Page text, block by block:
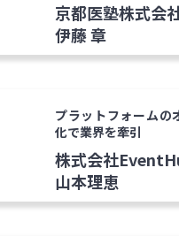
京都医塾株式会
伊藤 章
プラットフォームの
化で業界を牽引
株式会社
山本理恵